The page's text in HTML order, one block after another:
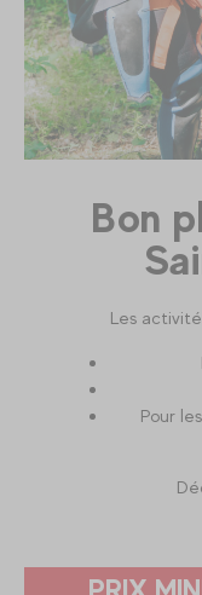
Bon
Les
Pour